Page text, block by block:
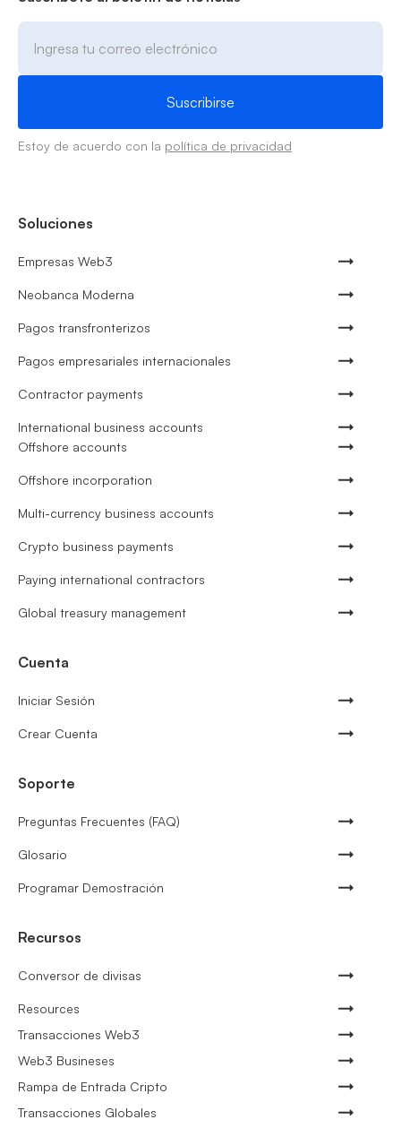
Estoy de acuerdo con la política de privacidad
Soluciones
Empresas Web3
Neobanca Moderna
Pagos transfronterizos
Pagos empresariales internacionales
Contractor payments
International business accounts
Offshore accounts
Offshore incorporation
Multi-currency business accounts
Crypto business payments
Paying international contractors
Global treasury management
Cuenta
Iniciar Sesión
Crear Cuenta
Soporte
Preguntas Frecuentes (FAQ)
Glosario
Programar Demostración
Recursos
Conversor de divisas
Resources
Transacciones Web3
Web3 Busineses
Rampa de Entrada Cripto
Transacciones Globales